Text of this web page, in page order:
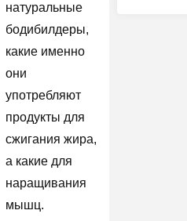
натуральные
бодибилдеры,
какие именно
они
употребляют
продукты для
сжигания жира,
а какие для
наращивания
мышц.